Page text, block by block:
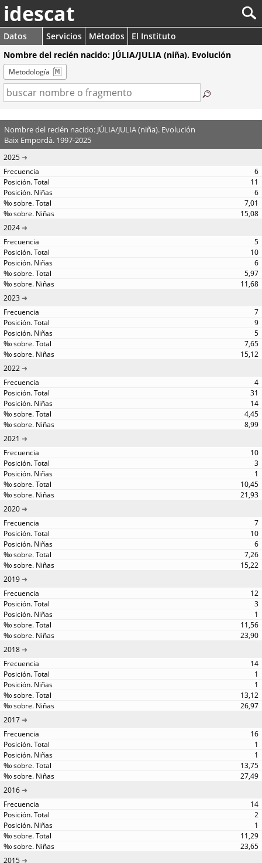
idescat
Datos Servicios Métodos
El Instituto
Nombre del recién nacido: JÚLIA/JULIA (niña). Evolución
Metodología
Nombre del recién nacido: JÚLIA/JULIA (niña). Evolución
Baix Empordà. 1997-2025
2025
6
11
6
7,01
15,08
2024
5
10
6
5,97
11,68
2023
7
9
5
7,65
15,12
2022
4
31
14
4,45
8,99
2021
10
3
1
10,45
21,93
2020
7
10
6
7,26
15,22
2019
12
3
1
11,56
23,90
2018
14
1
1
13,12
26,97
2017
16
1
1
13,75
27,49
2016
14
2
1
11,29
23,65
2015